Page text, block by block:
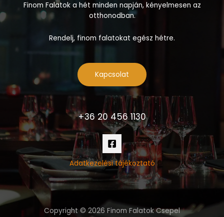
Finom Falatok a hét minden napján, kényelmesen az
otthonodban.
Rendelj, finom falatokat egész hétre.
Kapcsolat
+36 20 456 1130
Adatkezelési tájékoztató
Copyright © 2026 Finom Falatok Csepel